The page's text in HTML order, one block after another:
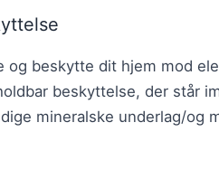
og beskytte dit hjem mod
beskyttelse, der står
mineralske underlag/og